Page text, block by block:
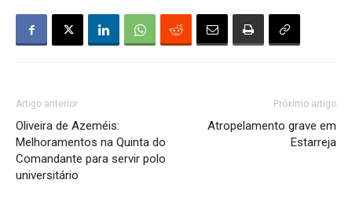
Artigo anterior
Oliveira de Azeméis:
Melhoramentos na Quinta do
Comandante para servir polo
universitário
Próximo artigo
Atropelamento grave em
Estarreja